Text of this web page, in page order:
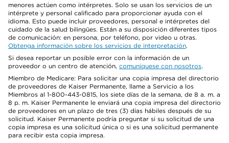
menores actúen como intérpretes. Solo se usan los servicios de un
intérprete y personal calificado para proporcionar ayuda con el
idioma. Esto puede incluir proveedores, personal e intérpretes del
cuidado de la salud bilingües. Están a su disposición diferentes tipos
de comunicación: en persona, por teléfono, por video u otras.
Obtenga información sobre los servicios de interpretación.
Si desea reportar un posible error con la información de un
proveedor o un centro de atención, comuníquese con nosotros.
Miembro de Medicare: Para solicitar una copia impresa del directorio
de proveedores de Kaiser Permanente, llame a Servicio a los
Miembros al 1-800-443-0815, los siete días de la semana, de 8 a. m. a
8 p. m. Kaiser Permanente le enviará una copia impresa del directorio
de proveedores en un plazo de tres (3) días hábiles después de su
solicitud. Kaiser Permanente podría preguntar si su solicitud de una
copia impresa es una solicitud única o si es una solicitud permanente
para recibir esta copia impresa.